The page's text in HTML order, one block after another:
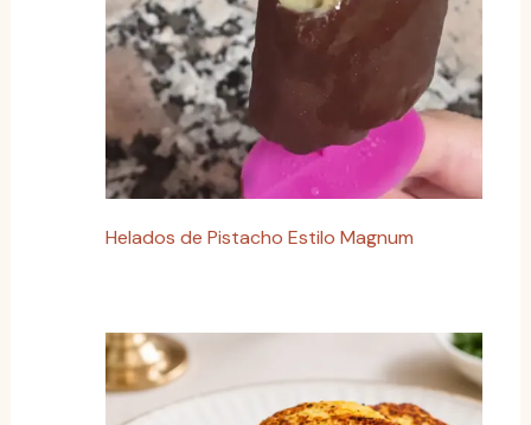
Helados de Pistacho Estilo Magnum